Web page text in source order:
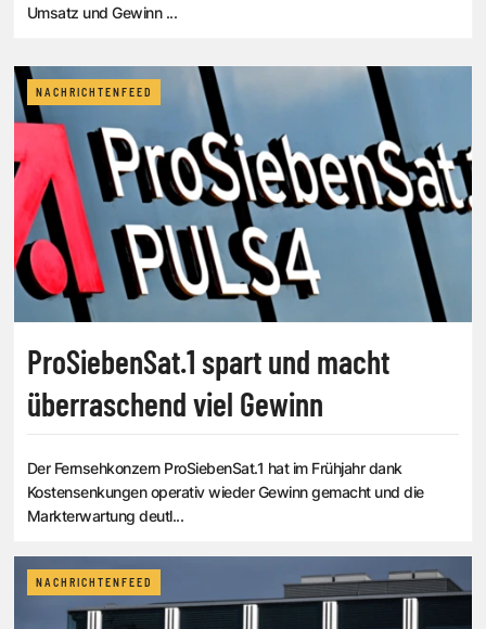
Umsatz und Gewinn ...
NACHRICHTENFEED
ProSiebenSat.1 spart und macht
überraschend viel Gewinn
Der Fernsehkonzern ProSiebenSat.1 hat im Frühjahr dank
Kostensenkungen operativ wieder Gewinn gemacht und die
Markterwartung deutl...
NACHRICHTENFEED